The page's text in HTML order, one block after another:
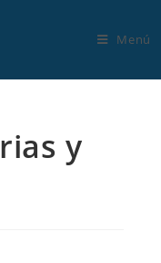
Menú
y